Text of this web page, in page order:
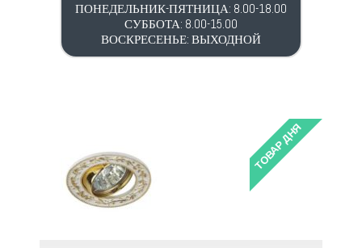
ПОНЕДЕЛЬНИК-ПЯТНИЦА: 8.00-18.00
СУББОТА: 8.00-15.00
ВОСКРЕСЕНЬЕ: ВЫХОДНОЙ
ТОВАР ДНЯ